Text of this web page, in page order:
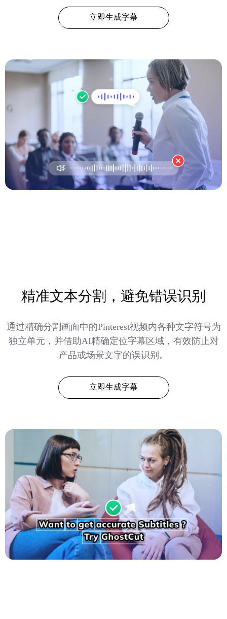
立即生成字幕
精准文本分割，避免错误识别
通过精确分割画面中的Pinterest视频内各种文字符号为
独立单元，并借助AI精确定位字幕区域，有效防止对
产品或场景文字的误识别。
立即生成字幕